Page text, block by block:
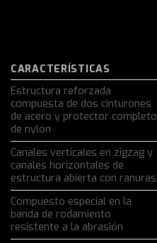
CARACTERÍSTICAS
Estructura reforzada
compuesta de dos cinturones
de acero y protector completo
de nylon
Canales verticales en zigzag y
canales horizontales de
estructura abierta con ranuras
Compuesto especial en la
banda de rodamiento
resistente a la abrasión